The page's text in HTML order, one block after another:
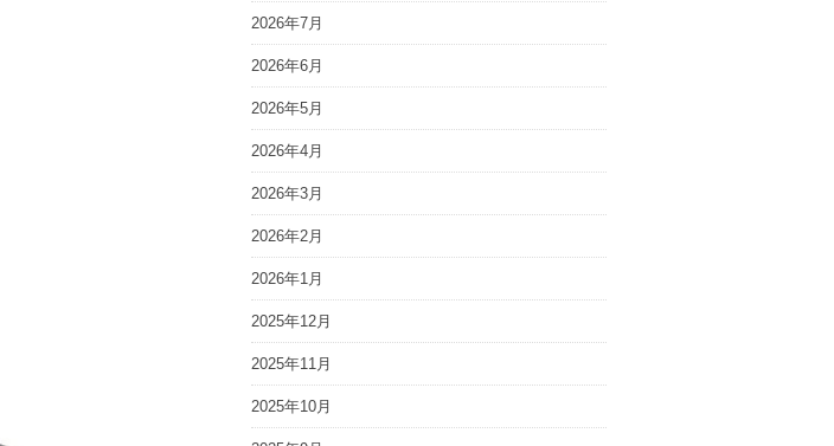
2026年7月
2026年6月
2026年5月
2026年4月
2026年3月
2026年2月
2026年1月
2025年12月
2025年11月
2025年10月